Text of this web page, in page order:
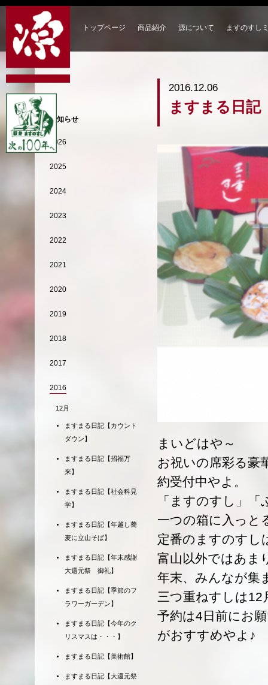
トップページ 商品紹介 源について ますのすし
2016.12.06
ますまる日記
まいどはや～
お祝いの席彩る豪
約受付中やよ。
「ますのすし」
一つの箱に入っと
定番のますのすし
富山以外ではあま
年末、みんなが集
三つ重ねすしは12
予約は4日前にお
がおすすめやよ♪
お知らせ
2026
2025
2024
2023
2022
2021
2020
2019
2018
2017
2016
12月
ますまる日記【カウント
ダウン】
ますまる日記【招福万
来】
ますまる日記【社会科見
学】
ますまる日記【年越し蕎
麦に立山そば】
ますまる日記【年末感謝
大還元祭 御礼】
ますまる日記【季節のフ
ラワーガーデン】
ますまる日記【今年のク
リスマスは・・・】
ますまる日記【美術館】
ますまる日記【大還元祭